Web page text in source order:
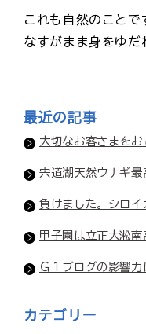
これも自然のことで
なすがまま身をゆだ
最近の記事
大切なお客さまをお
宍道湖天然ウナギ最
負けました。シロイ
甲子園は立正大淞南
Ｇ１ブログの影響力
カテゴリー